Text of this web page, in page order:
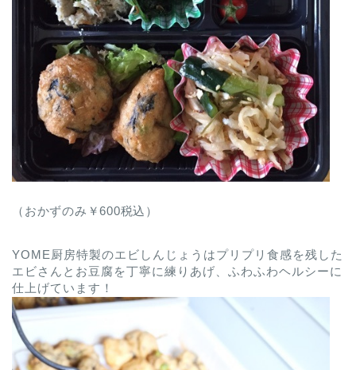
（おかずのみ￥600税込）
YOME厨房特製のエビしんじょうはプリプリ食感を残した
エビさんとお豆腐を丁寧に練りあげ、ふわふわヘルシーに
仕上げています！